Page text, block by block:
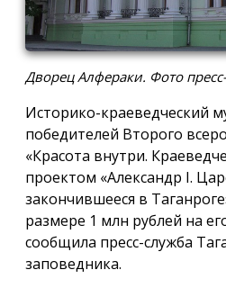
Дворец Алфераки. Фото
Историко-краеведческий
победителей Второго
«Красота внутри.
проектом «Александр I.
закончившееся в
размере 1 млн рублей на
сообщила пресс-служба
заповедника.